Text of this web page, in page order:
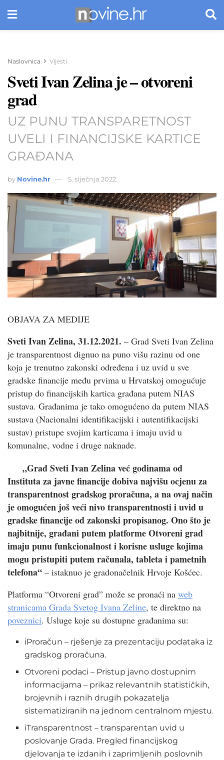
Naslovnica Vijesti
Sveti Ivan Zelina je – otvoreni
grad
UZ PUNU TRANSPARETNOST
UVELI I FINANCIJSKE KARTICE
GRAĐANA
by Novine.hr 5. siječnja 2022.
OBJAVA ZA MEDIJE
Sveti Ivan Zelina, 31.12.2021. – Grad Sveti Ivan Zelina
je transparentnost dignuo na puno višu razinu od one
koja je trenutno zakonski određena i uz uvid u sve
gradske financije među prvima u Hrvatskoj omogućuje
pristup do financijskih kartica građana putem NIAS
sustava. Građanima je tako omogućeno da putem NIAS
sustava (Nacionalni identifikacijski i autentifikacijski
sustav) pristupe svojim karticama i imaju uvid u
komunalne, vodne i druge naknade.
„Grad Sveti Ivan Zelina već godinama od
Instituta za javne financije dobiva najvišu ocjenu za
transparentnost gradskog proračuna, a na ovaj način
je omogućen još veći nivo transparentnosti i uvid u
gradske financije od zakonski propisanog. Ono što je
najbitnije, građani putem platforme Otvoreni grad
imaju punu funkcionalnost i korisne usluge kojima
mogu pristupiti putem računala, tableta i pametnih
telefona“ – istaknuo je gradonačelnik Hrvoje Košćec.
Platforma “Otvoreni grad” može se pronaći na web
stranicama Grada Svetog Ivana Zeline, te direktno na
poveznici. Usluge koje su dostupne građanima su:
iProračun – rješenje za prezentaciju podataka iz
gradskog proračuna.
Otvoreni podaci – Pristup javno dostupnim
informacijama – prikaz relevantnih statističkih,
brojevnih i raznih drugih pokazatelja
sistematiziranih na jednom centralnom mjestu.
iTransparentnost – transparentan uvid u
poslovanje Grada. Pregled financijskog
djelovanja te izdanih i zaprimljenih poslovnih